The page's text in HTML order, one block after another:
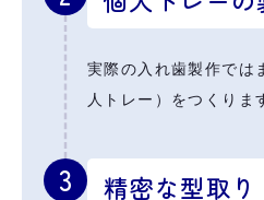
実際の入れ歯製作では
人トレー）をつくりま
3 精密な型取り